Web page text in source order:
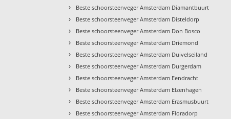
› Beste schoorsteenveger Amsterdam Diamantbuurt
› Beste schoorsteenveger Amsterdam Disteldorp
› Beste schoorsteenveger Amsterdam Don Bosco
› Beste schoorsteenveger Amsterdam Driemond
› Beste schoorsteenveger Amsterdam Duivelseiland
› Beste schoorsteenveger Amsterdam Durgerdam
› Beste schoorsteenveger Amsterdam Eendracht
› Beste schoorsteenveger Amsterdam Elzenhagen
› Beste schoorsteenveger Amsterdam Erasmusbuurt
› Beste schoorsteenveger Amsterdam Floradorp